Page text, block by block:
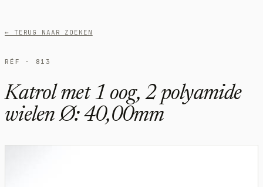
← TERUG NAAR ZOEKEN
RÉF · 813
Katrol met 1 oog, 2 polyamide
wielen Ø: 40,00mm